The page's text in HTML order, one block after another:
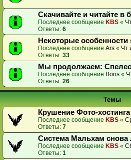
Скачивайте и читайте в
Последнее сообщение KBS «
Ответы: 6
Некоторые особенности
Последнее сообщение Ars « Чт
Ответы: 33
Мы продолжаем: Спелео
Последнее сообщение Boris «
Ответы: 26
Темы
Крушение Фото-хостинга
Последнее сообщение KBS «
Ответы: 7
Система Мальхам снова
Последнее сообщение KBS «
Ответы: 1